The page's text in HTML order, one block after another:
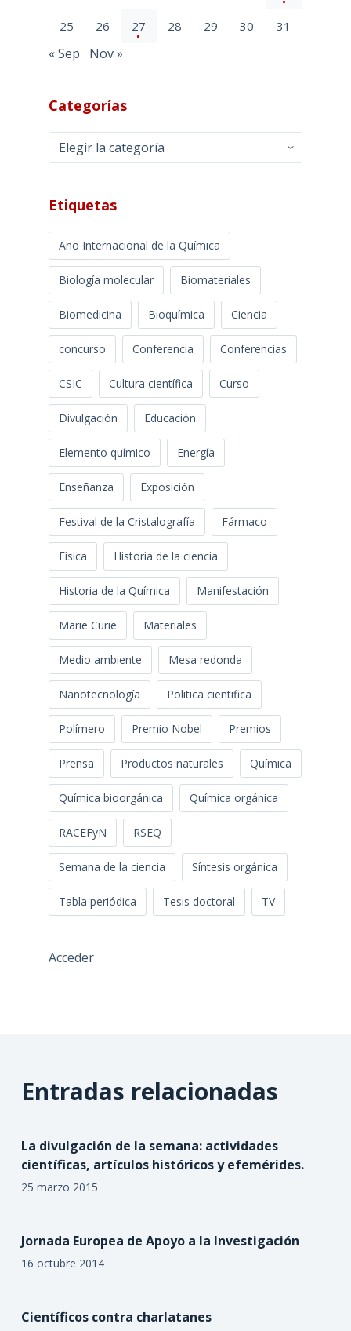
25 26 27 28 29 30 31
« Sep Nov »
Categorías
Categorías
Etiquetas
Año Internacional de la Química
Biología molecular Biomateriales
Biomedicina Bioquímica Ciencia
concurso Conferencia Conferencias
CSIC Cultura científica Curso
Divulgación Educación
Elemento químico Energía
Enseñanza Exposición
Festival de la Cristalografía Fármaco
Física Historia de la ciencia
Historia de la Química Manifestación
Marie Curie Materiales
Medio ambiente Mesa redonda
Nanotecnología Politica cientifica
Polímero Premio Nobel Premios
Prensa Productos naturales Química
Química bioorgánica Química orgánica
RACEFyN RSEQ
Semana de la ciencia Síntesis orgánica
Tabla periódica Tesis doctoral TV
Acceder
Entradas relacionadas
La divulgación de la semana: actividades
científicas, artículos históricos y efemérides.
25 marzo 2015
Jornada Europea de Apoyo a la Investigación
16 octubre 2014
Científicos contra charlatanes